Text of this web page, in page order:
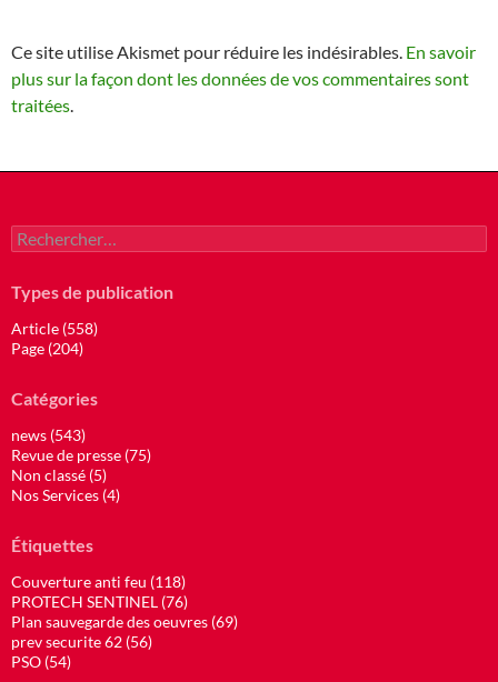
Ce site utilise Akismet pour réduire les indésirables. En savoir
plus sur la façon dont les données de vos commentaires sont
traitées
Rechercher :
Types de publication
Article (558)
Page (204)
Catégories
news (543)
Revue de presse (75)
Non classé (5)
Nos Services (4)
Étiquettes
Couverture anti feu (118)
PROTECH SENTINEL (76)
Plan sauvegarde des oeuvres (69)
prev securite 62 (56)
PSO (54)